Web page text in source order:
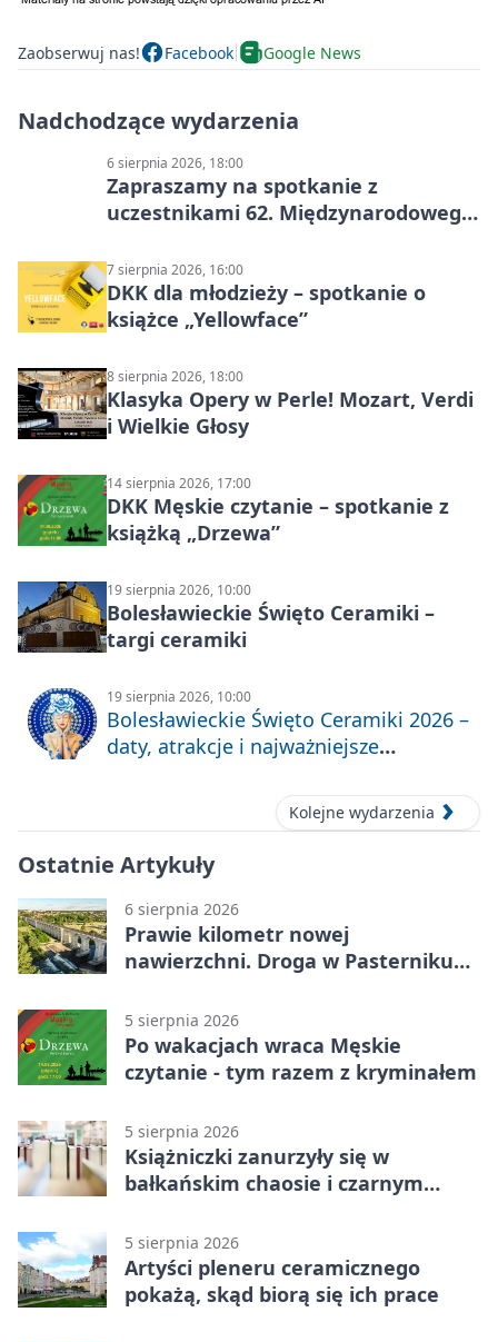
Zaobserwuj nas! Facebook Google News
Nadchodzące wydarzenia
6 sierpnia 2026, 18:00
Zapraszamy na spotkanie z
uczestnikami 62. Międzynarodowego
7 sierpnia 2026, 16:00
DKK dla młodzieży – spotkanie o
książce „Yellowface”
8 sierpnia 2026, 18:00
Klasyka Opery w Perle! Mozart, Verdi
i Wielkie Głosy
14 sierpnia 2026, 17:00
DKK Męskie czytanie – spotkanie z
książką „Drzewa”
19 sierpnia 2026, 10:00
Bolesławieckie Święto Ceramiki –
targi ceramiki
19 sierpnia 2026, 10:00
Bolesławieckie Święto Ceramiki 2026 –
daty, atrakcje i najważniejsze
Kolejne wydarzenia
Ostatnie Artykuły
6 sierpnia 2026
Prawie kilometr nowej
nawierzchni. Droga w Pasterniku
5 sierpnia 2026
Po wakacjach wraca Męskie
czytanie - tym razem z kryminałem
5 sierpnia 2026
Książniczki zanurzyły się w
bałkańskim chaosie i czarnym
5 sierpnia 2026
Artyści pleneru ceramicznego
pokażą, skąd biorą się ich prace